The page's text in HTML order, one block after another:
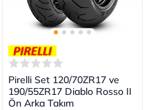
Pirelli Set 120/70ZR17 ve
190/55ZR17 Diablo Rosso II
Ön Arka Takım